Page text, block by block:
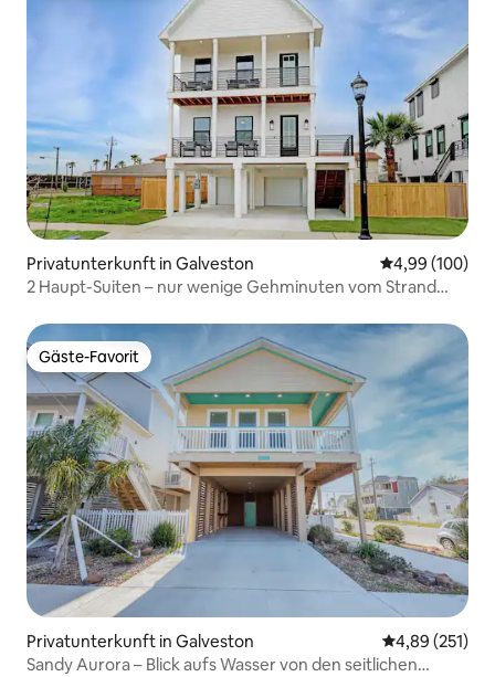
Privatunterkunft in Galveston
4,99 (100)
2 Haupt-Suiten – nur wenige Gehminuten vom Strand
Gäste-Favorit
Gäste-Favorit
Privatunterkunft in Galveston
4,89 (251)
Sandy Aurora – Blick aufs Wasser von den seitlichen